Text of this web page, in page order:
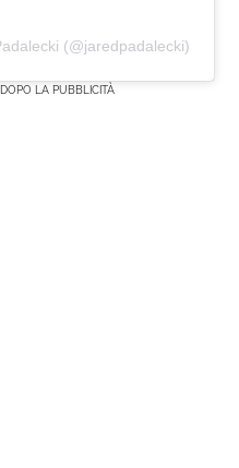
(@jaredpadalecki)
LA PUBBLICITÀ